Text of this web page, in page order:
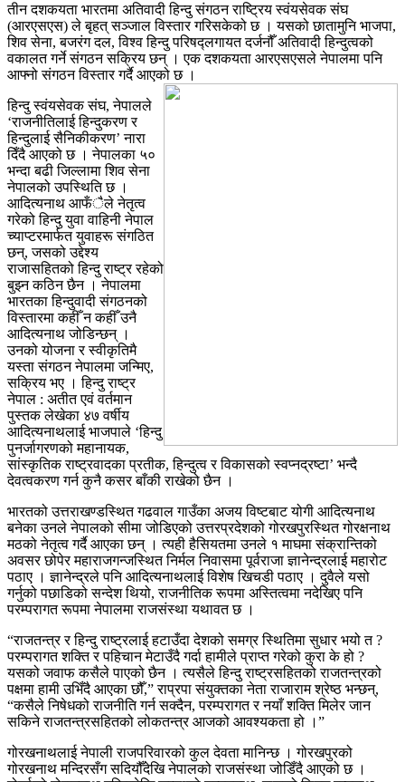
तीन दशकयता भारतमा अतिवादी हिन्दु संगठन राष्ट्रिय स्वंयसेवक संघ
(आरएसएस) ले बृहत् सञ्जाल विस्तार गरिसकेको छ । यसको छातामुनि भाजपा,
शिव सेना, बजरंग दल, विश्व हिन्दु परिषद्लगायत दर्जनौँ अतिवादी हिन्दुत्वको
वकालत गर्ने संगठन सक्रिय छन् । एक दशकयता आरएसएसले नेपालमा पनि
आफ्नो संगठन विस्तार गर्दै आएको छ ।
हिन्दु स्वंयसेवक संघ, नेपालले
‘राजनीतिलाई हिन्दुकरण र
हिन्दुलाई सैनिकीकरण’ नारा
दिँदै आएको छ । नेपालका ५०
भन्दा बढी जिल्लामा शिव सेना
नेपालको उपस्थिति छ ।
आदित्यनाथ आफँैले नेतृत्व
गरेको हिन्दु युवा वाहिनी नेपाल
च्याप्टरमार्फत युवाहरू संगठित
छन्, जसको उद्देश्य
राजासहितको हिन्दु राष्ट्र रहेको
बुझ्न कठिन छैन । नेपालमा
भारतका हिन्दुवादी संगठनको
विस्तारमा कहीँ न कहीँ उनै
आदित्यनाथ जोडिन्छन् ।
उनको योजना र स्वीकृतिमै
यस्ता संगठन नेपालमा जन्मिए,
सक्रिय भए । हिन्दु राष्ट्र
नेपाल : अतीत एवं वर्तमान
पुस्तक लेखेका ४७ वर्षीय
आदित्यनाथलाई भाजपाले ‘हिन्दु
पुनर्जागरणको महानायक,
सांस्कृतिक राष्ट्रवादका प्रतीक, हिन्दुत्व र विकासको स्वप्नद्रष्टा’ भन्दै
देवत्वकरण गर्न कुनै कसर बाँकी राखेको छैन ।
भारतको उत्तराखण्डस्थित गढवाल गाउँका अजय विष्टबाट योगी आदित्यनाथ
बनेका उनले नेपालको सीमा जोडिएको उत्तरप्रदेशको गोरखपुरस्थित गोरक्षनाथ
मठको नेतृत्व गर्दै आएका छन् । त्यही हैसियतमा उनले १ माघमा संक्रान्तिको
अवसर छोपेर महाराजगन्जस्थित निर्मल निवासमा पूर्वराजा ज्ञानेन्द्रलाई महारोट
पठाए । ज्ञानेन्द्रले पनि आदित्यनाथलाई विशेष खिचडी पठाए । दुवैले यसो
गर्नुको पछाडिको सन्देश थियो, राजनीतिक रूपमा अस्तित्वमा नदेखिए पनि
परम्परागत रूपमा नेपालमा राजसंस्था यथावत छ ।
“राजतन्त्र र हिन्दु राष्ट्रलाई हटाउँदा देशको समग्र स्थितिमा सुधार भयो त ?
परम्परागत शक्ति र पहिचान मेटाउँदै गर्दा हामीले प्राप्त गरेको कुरा के हो ?
यसको जवाफ कसैले पाएको छैन । त्यसैले हिन्दु राष्ट्रसहितको राजतन्त्रको
पक्षमा हामी उभिँदै आएका छौँ,” राप्रपा संयुक्तका नेता राजाराम श्रेष्ठ भन्छन्,
“कसैले निषेधको राजनीति गर्न सक्दैन, परम्परागत र नयाँ शक्ति मिलेर जान
सकिने राजतन्त्रसहितको लोकतन्त्र आजको आवश्यकता हो ।”
गोरखनाथलाई नेपाली राजपरिवारको कुल देवता मानिन्छ । गोरखपुरको
गोरखनाथ मन्दिरसँग सदियौँदेखि नेपालको राजसंस्था जोडिँदै आएको छ ।